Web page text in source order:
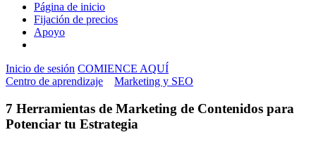
Página de inicio
Fijación de precios
Apoyo
Inicio de sesión COMIENCE AQUÍ
Centro de aprendizaje
Marketing y SEO
7 Herramientas de Marketing de Contenidos para
Potenciar tu Estrategia